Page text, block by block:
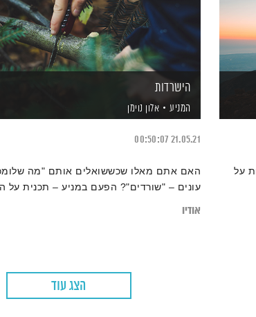
על
הישרדות
המניע אלון נוימן
21.05.21
00:50:07
האם אתם מאלו שכששואלים אותם "מה
עונים – "שורדים"? הפעם במניע – תכנית על
אודיו
הצג עוד